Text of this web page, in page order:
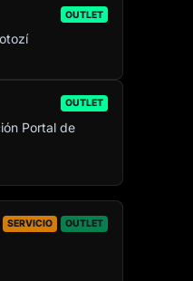
OUTLET
OUTLET
Portal de
SERVICIO OUTLET